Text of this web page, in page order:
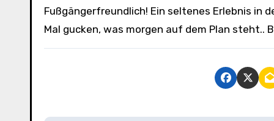
Fußgängerfreundlich! Ein seltenes Erlebnis in
Mal gucken, was morgen auf dem Plan steht..